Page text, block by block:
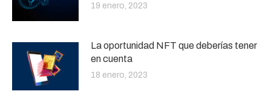
19 enero, 2023
La oportunidad NFT que deberías tener
en cuenta
18 enero, 2023